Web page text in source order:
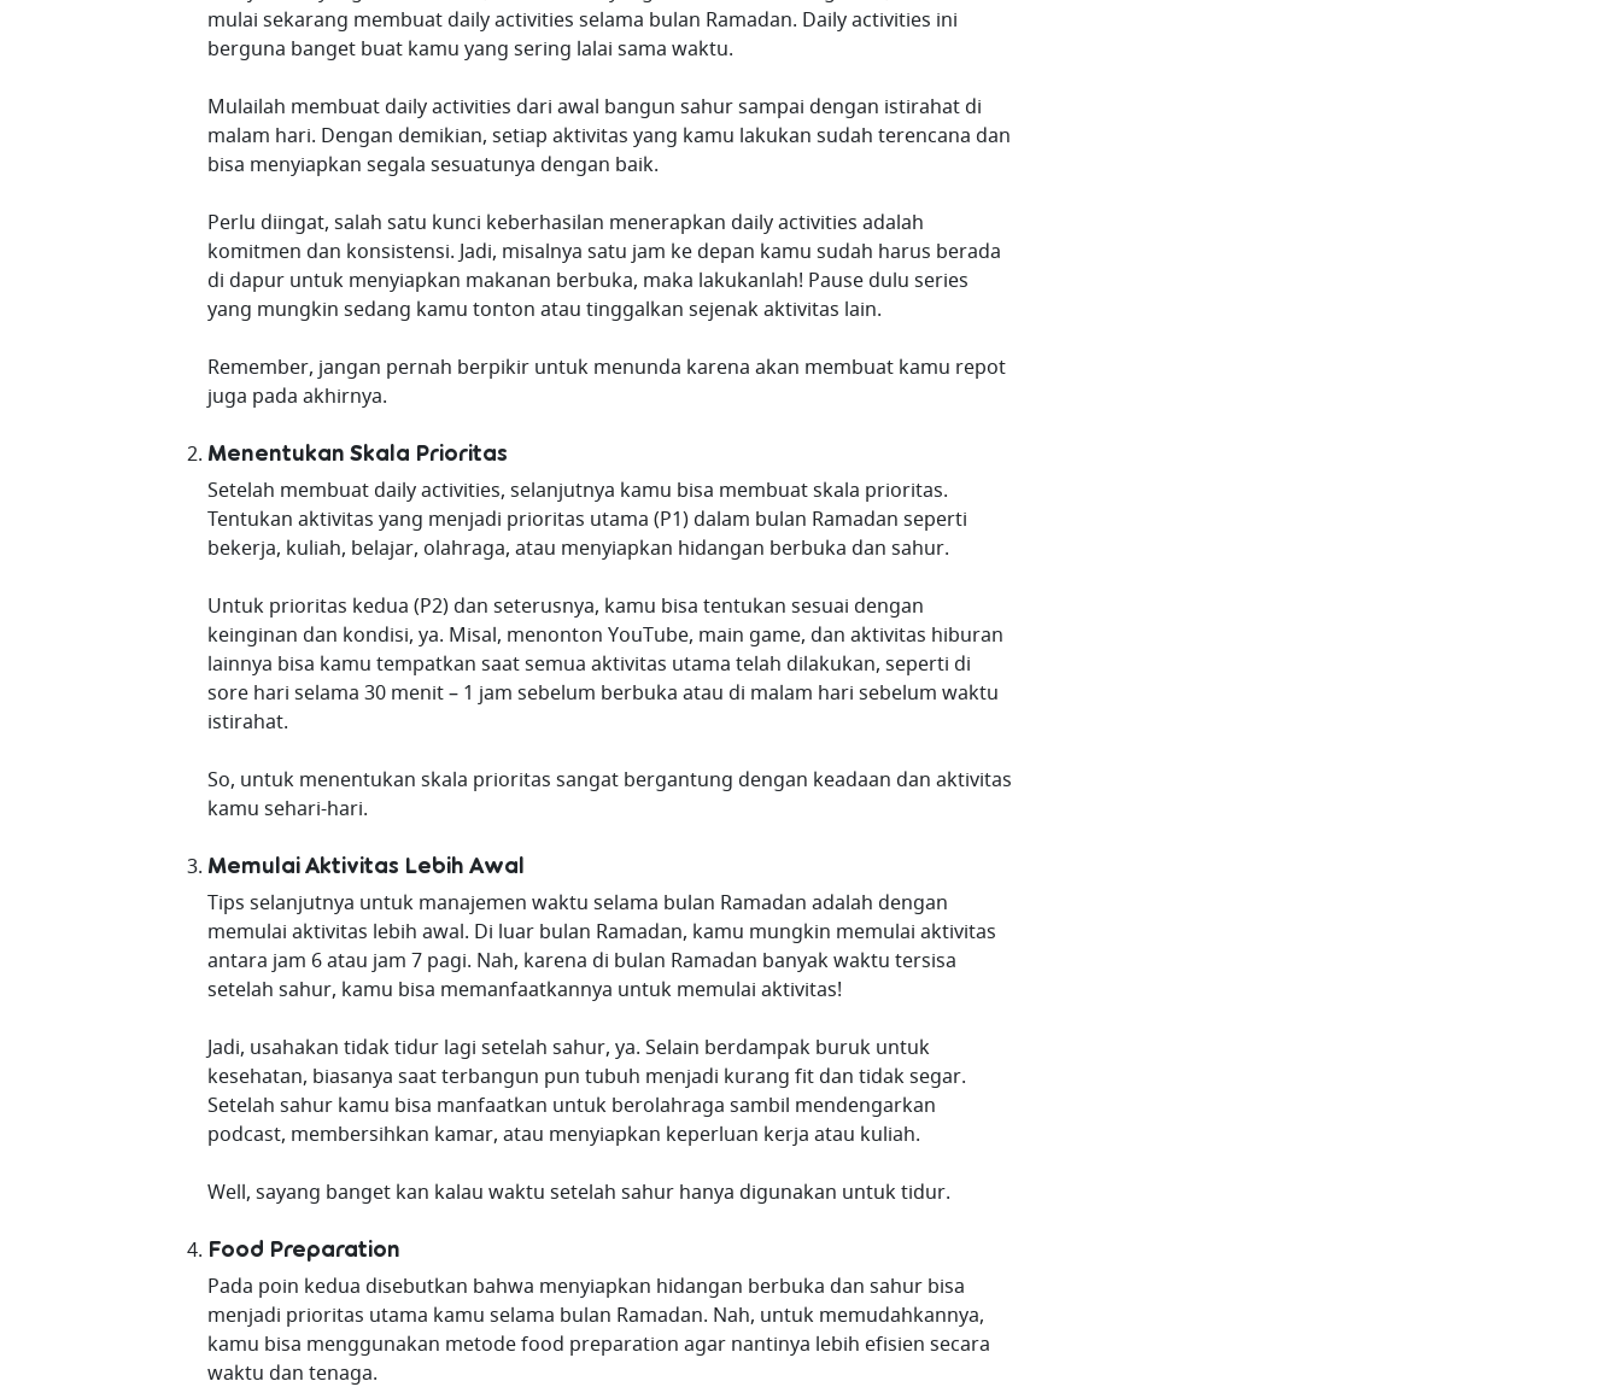
mulai sekarang membuat daily activities selama bulan Ramadan. Daily activities ini
berguna banget buat kamu yang sering lalai sama waktu.
Mulailah membuat daily activities dari awal bangun sahur sampai dengan istirahat di
malam hari. Dengan demikian, setiap aktivitas yang kamu lakukan sudah terencana dan
bisa menyiapkan segala sesuatunya dengan baik.
Perlu diingat, salah satu kunci keberhasilan menerapkan daily activities adalah
komitmen dan konsistensi. Jadi, misalnya satu jam ke depan kamu sudah harus berada
di dapur untuk menyiapkan makanan berbuka, maka lakukanlah! Pause dulu series
yang mungkin sedang kamu tonton atau tinggalkan sejenak aktivitas lain.
Remember, jangan pernah berpikir untuk menunda karena akan membuat kamu repot
juga pada akhirnya.
Menentukan Skala Prioritas
Setelah membuat daily activities, selanjutnya kamu bisa membuat skala prioritas.
Tentukan aktivitas yang menjadi prioritas utama (P1) dalam bulan Ramadan seperti
bekerja, kuliah, belajar, olahraga, atau menyiapkan hidangan berbuka dan sahur.
Untuk prioritas kedua (P2) dan seterusnya, kamu bisa tentukan sesuai dengan
keinginan dan kondisi, ya. Misal, menonton YouTube, main game, dan aktivitas hiburan
lainnya bisa kamu tempatkan saat semua aktivitas utama telah dilakukan, seperti di
sore hari selama 30 menit – 1 jam sebelum berbuka atau di malam hari sebelum waktu
istirahat.
So, untuk menentukan skala prioritas sangat bergantung dengan keadaan dan aktivitas
kamu sehari-hari.
Memulai Aktivitas Lebih Awal
Tips selanjutnya untuk manajemen waktu selama bulan Ramadan adalah dengan
memulai aktivitas lebih awal. Di luar bulan Ramadan, kamu mungkin memulai aktivitas
antara jam 6 atau jam 7 pagi. Nah, karena di bulan Ramadan banyak waktu tersisa
setelah sahur, kamu bisa memanfaatkannya untuk memulai aktivitas!
Jadi, usahakan tidak tidur lagi setelah sahur, ya. Selain berdampak buruk untuk
kesehatan, biasanya saat terbangun pun tubuh menjadi kurang fit dan tidak segar.
Setelah sahur kamu bisa manfaatkan untuk berolahraga sambil mendengarkan
podcast, membersihkan kamar, atau menyiapkan keperluan kerja atau kuliah.
Well, sayang banget kan kalau waktu setelah sahur hanya digunakan untuk tidur.
Food Preparation
Pada poin kedua disebutkan bahwa menyiapkan hidangan berbuka dan sahur bisa
menjadi prioritas utama kamu selama bulan Ramadan. Nah, untuk memudahkannya,
kamu bisa menggunakan metode food preparation agar nantinya lebih efisien secara
waktu dan tenaga.